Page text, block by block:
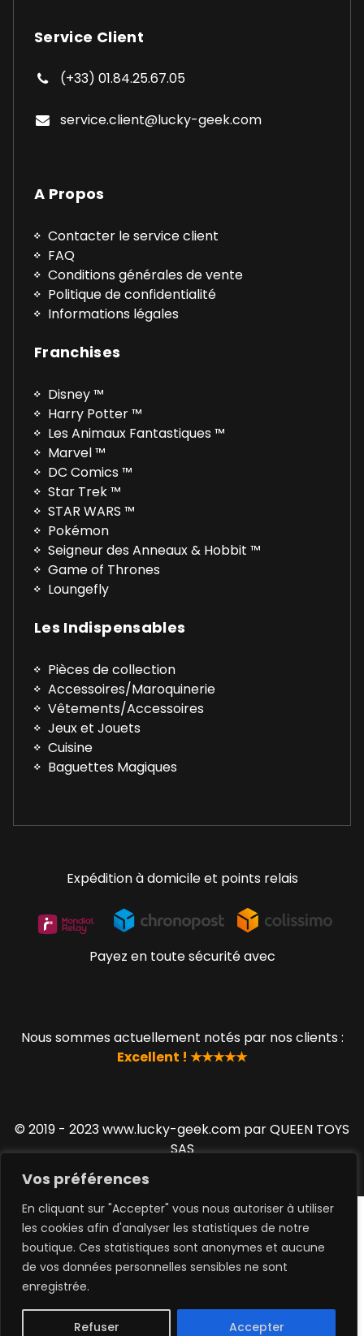
Vos préférences
En cliquant sur "Accepter" vous nous autoriser à utiliser
les cookies afin d'analyser les statistiques de notre
boutique. Ces statistiques sont anonymes et aucune
de vos données personnelles sensibles ne sont
enregistrée.
Refuser Accepter
Service Client
(+33) 01.84.25.67.05
service.client@lucky-geek.com
A Propos
Contacter le service client
FAQ
Conditions générales de vente
Politique de confidentialité
Informations légales
Franchises
Disney ™
Harry Potter ™
Les Animaux Fantastiques ™
Marvel ™
DC Comics ™
Star Trek ™
STAR WARS ™
Pokémon
Seigneur des Anneaux & Hobbit ™
Game of Thrones
Loungefly
Les Indispensables
Pièces de collection
Accessoires/Maroquinerie
Vêtements/Accessoires
Jeux et Jouets
Cuisine
Baguettes Magiques
Expédition à domicile et points relais
Payez en toute sécurité avec
Nous sommes actuellement notés par nos clients :
Excellent ! ★★★★★
© 2019 - 2023 www.lucky-geek.com par QUEEN TOYS
SAS
0